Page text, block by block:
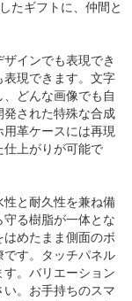
たギフトに、仲間と
インでも表現でき
表現できます。文字
どんな画像でも自
発された特殊な合成
用革ケースには再現
仕上がりが可能で
性と耐久性を兼ね備
る樹脂が一体とな
めたまま側面のボ
です。タッチパネル
。バリエーション
。お手持ちのスマ